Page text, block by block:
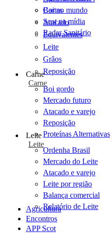
Cartas
Scot na mídia
Radar Sanitário
Boi no mundo
Atacado
Equivalentes
Leite
Grãos
Reposição
Carne
Carne
Boi gordo
Mercado futuro
Atacado e varejo
Reposição
Proteínas Alternativas
Leite
Leite
Ordenha Brasil
Mercado do Leite
Atacado e varejo
Leite por região
Balança comercial
Relatório de Leite
Agricultura
Encontros
APP Scot